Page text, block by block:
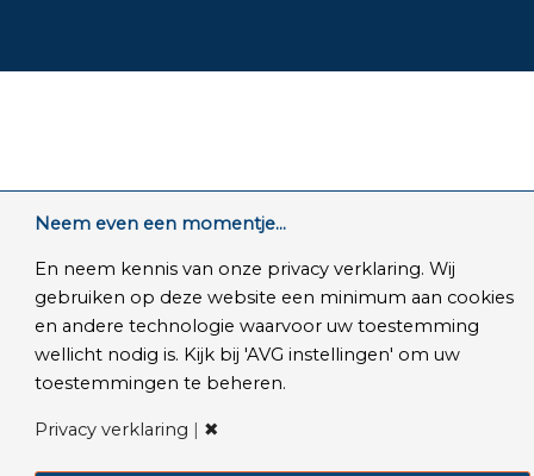
Neem even een momentje...
En neem kennis van onze privacy verklaring. Wij
gebruiken op deze website een minimum aan cookies
en andere technologie waarvoor uw toestemming
wellicht nodig is. Kijk bij 'AVG instellingen' om uw
toestemmingen te beheren.
Privacy verklaring | ✖